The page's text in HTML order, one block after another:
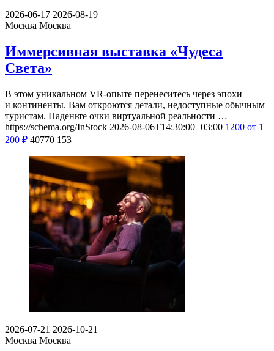
2026-06-17 2026-08-19
Москва Москва
Иммерсивная выставка «Чудеса
Света»
В этом уникальном VR-опыте перенеситесь через эпохи
и континенты. Вам откроются детали, недоступные обычным
туристам. Наденьте очки виртуальной реальности …
https://schema.org/InStock 2026-08-06T14:30:00+03:00 1200 от 1
200 ₽ 40770 153
2026-07-21 2026-10-21
Москва Москва